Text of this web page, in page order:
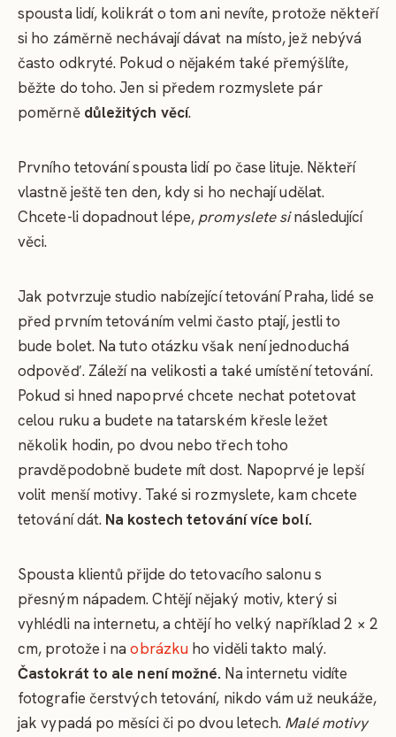
spousta lidí, kolikrát o tom ani nevíte, protože někteří
si ho záměrně nechávají dávat na místo, jež nebývá
často odkryté. Pokud o nějakém také přemýšlíte,
běžte do toho. Jen si předem rozmyslete pár
poměrně důležitých věcí.
Prvního tetování spousta lidí po čase lituje. Někteří
vlastně ještě ten den, kdy si ho nechají udělat.
Chcete-li dopadnout lépe, promyslete sinásledující
věci.
Jak potvrzuje studio nabízející tetování Praha, lidé se
před prvním tetováním velmi často ptají, jestli to
bude bolet. Na tuto otázku však není jednoduchá
odpověď. Záleží na velikosti a také umístění tetování.
Pokud si hned napoprvé chcete nechat potetovat
celou ruku a budete na tatarském křesle ležet
několik hodin, po dvou nebo třech toho
pravděpodobně budete mít dost. Napoprvé je lepší
volit menší motivy. Také si rozmyslete, kam chcete
tetování dát. Na kostech tetování více bolí.
Spousta klientů přijde do tetovacího salonu s
přesným nápadem. Chtějí nějaký motiv, který si
vyhlédli na internetu, a chtějí ho velký například 2 × 2
cm, protože i naobrázku ho viděli takto malý.
Častokrát to ale není možné. Na internetu vidíte
fotografie čerstvých tetování, nikdo vám už neukáže,
jak vypadá po měsíci či po dvou letech. Malé motivy